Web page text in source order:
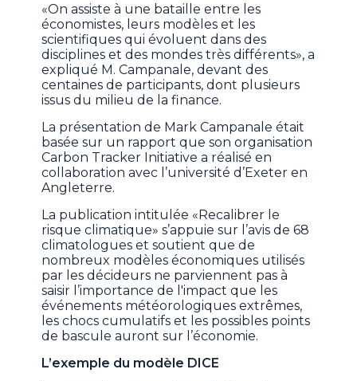
«On assiste à une bataille entre les
économistes, leurs modèles et les
scientifiques qui évoluent dans des
disciplines et des mondes très différents», a
expliqué M. Campanale, devant des
centaines de participants, dont plusieurs
issus du milieu de la finance.
La présentation de Mark Campanale était
basée sur un rapport que son organisation
Carbon Tracker Initiative a réalisé en
collaboration avec l’université d’Exeter en
Angleterre.
La publication intitulée «Recalibrer le
risque climatique» s’appuie sur l’avis de 68
climatologues et soutient que de
nombreux modèles économiques utilisés
par les décideurs ne parviennent pas à
saisir l’importance de l'impact que les
événements météorologiques extrêmes,
les chocs cumulatifs et les possibles points
de bascule auront sur l’économie.
L’exemple du modèle DICE